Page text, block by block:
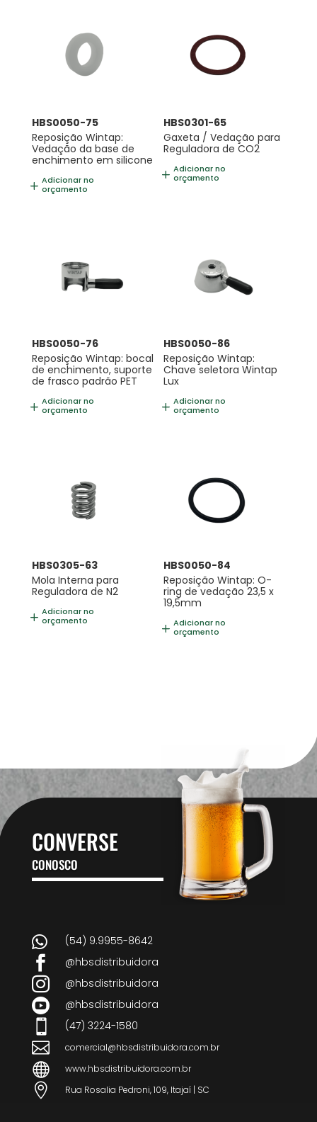
HBS0050-75
Reposição Wintap:
Vedação da base de
enchimento em silicone
Adicionar no
orçamento
HBS0301-65
Gaxeta / Vedação para
Reguladora de CO2
Adicionar no
orçamento
HBS0050-76
Reposição Wintap: bocal
de enchimento, suporte
de frasco padrão PET
Adicionar no
orçamento
HBS0050-86
Reposição Wintap:
Chave seletora Wintap
Lux
Adicionar no
orçamento
HBS0305-63
Mola Interna para
Reguladora de N2
Adicionar no
orçamento
HBS0050-84
Reposição Wintap: O-
ring de vedação 23,5 x
19,5mm
Adicionar no
orçamento
CONVERSE
CONOSCO
 (54) 9.9955-8642
 @hbsdistribuidora
 @hbsdistribuidora
 @hbsdistribuidora
 (47) 3224-1580
 comercial@hbsdistribuidora.com.br
 www.hbsdistribuidora.com.br
 Rua Rosalia Pedroni, 109, Itajaí | SC